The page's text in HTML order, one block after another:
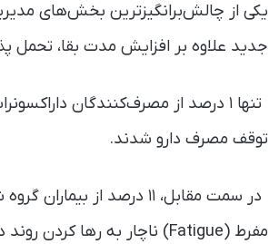
یکی از چالش‌برانگیزترین بخش‌های
جدید علاوه بر افزایش مدت بقا، تحمل
توقف مصرف دارو شدند.
در سمت مقابل، ۱۱ درصد
مفرط (Fatigue) ناچار به رها کردن روند درمان شدند.